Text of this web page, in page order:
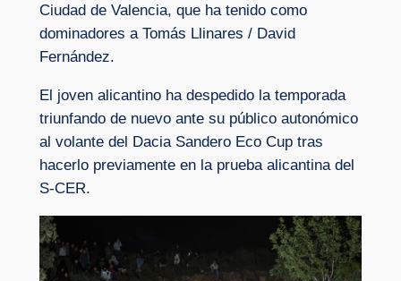
Ciudad de Valencia, que ha tenido como
dominadores a Tomás Llinares / David
Fernández.
El joven alicantino ha despedido la temporada
triunfando de nuevo ante su público autonómico
al volante del Dacia Sandero Eco Cup tras
hacerlo previamente en la prueba alicantina del
S-CER.